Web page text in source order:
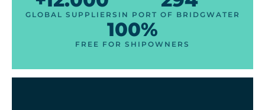
GLOBAL SUPPLIERS IN PORT OF BRIDGWATER
100%
FREE FOR SHIPOWNERS